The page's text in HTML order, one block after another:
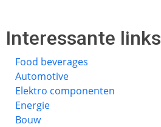
Interessante links
Food beverages
Automotive
Elektro componenten
Energie
Bouw